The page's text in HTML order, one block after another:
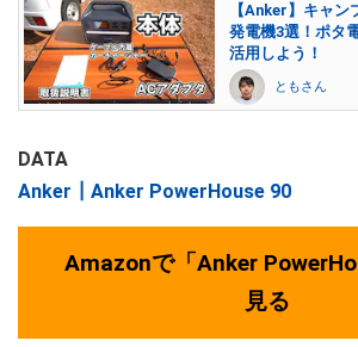
【Anker】キャ
発電機3選！ポタ
活用しよう！
ともさん
DATA
Anker┃Anker PowerHouse 90
Amazonで「Anker
見る